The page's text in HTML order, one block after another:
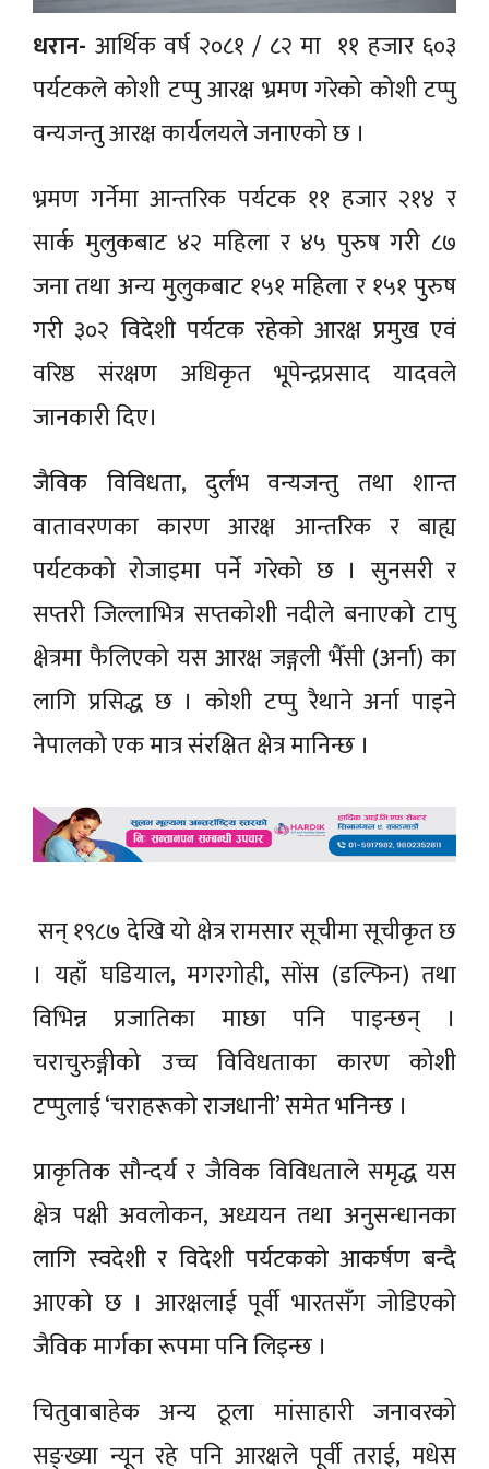
धरान- आर्थिक वर्ष २०८१ / ८२ मा ११ हजार ६०३
पर्यटकले कोशी टप्पु आरक्ष भ्रमण गरेको कोशी टप्पु
वन्यजन्तु आरक्ष कार्यलयले जनाएको छ ।
भ्रमण गर्नेमा आन्तरिक पर्यटक ११ हजार २१४ र
सार्क मुलुकबाट ४२ महिला र ४५ पुरुष गरी ८७
जना तथा अन्य मुलुकबाट १५१ महिला र १५१ पुरुष
गरी ३०२ विदेशी पर्यटक रहेको आरक्ष प्रमुख एवं
वरिष्ठ संरक्षण अधिकृत भूपेन्द्रप्रसाद यादवले
जानकारी दिए।
जैविक विविधता, दुर्लभ वन्यजन्तु तथा शान्त
वातावरणका कारण आरक्ष आन्तरिक र बाह्य
पर्यटकको रोजाइमा पर्ने गरेको छ । सुनसरी र
सप्तरी जिल्लाभित्र सप्तकोशी नदीले बनाएको टापु
क्षेत्रमा फैलिएको यस आरक्ष जङ्गली भैँसी (अर्ना) का
लागि प्रसिद्ध छ । कोशी टप्पु रैथाने अर्ना पाइने
नेपालको एक मात्र संरक्षित क्षेत्र मानिन्छ ।
सन् १९८७ देखि यो क्षेत्र रामसार सूचीमा सूचीकृत छ
। यहाँ घडियाल, मगरगोही, सोंस (डल्फिन) तथा
विभिन्न प्रजातिका माछा पनि पाइन्छन् ।
चराचुरुङ्गीको उच्च विविधताका कारण कोशी
टप्पुलाई ‘चराहरूको राजधानी’ समेत भनिन्छ ।
प्राकृतिक सौन्दर्य र जैविक विविधताले समृद्ध यस
क्षेत्र पक्षी अवलोकन, अध्ययन तथा अनुसन्धानका
लागि स्वदेशी र विदेशी पर्यटकको आकर्षण बन्दै
आएको छ । आरक्षलाई पूर्वी भारतसँग जोडिएको
जैविक मार्गका रूपमा पनि लिइन्छ ।
चितुवाबाहेक अन्य ठूला मांसाहारी जनावरको
सङ्ख्या न्यून रहे पनि आरक्षले पूर्वी तराई, मधेस